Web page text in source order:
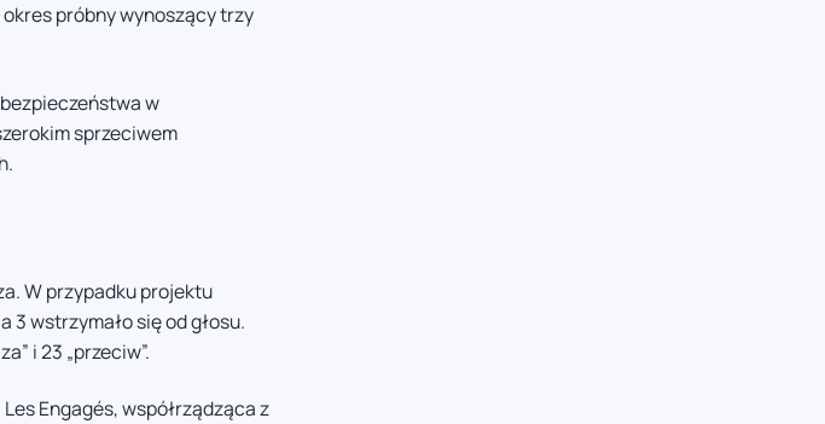
próbny wynoszący trzy
w
sprzeciwem
W przypadku projektu
3 wstrzymało się od głosu.
i 23 „przeciw”.
Engagés, współrządząca z